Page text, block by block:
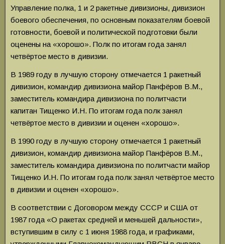
Управление полка, 1 и 2 ракетные дивизионы, дивизион
боевого обеспечения, по основным показателям боевой
готовности, боевой и политической подготовки были
оценены на «хорошо». Полк по итогам года занял
четвёртое место в дивизии.
В 1989 году в лучшую сторону отмечается 1 ракетный
дивизион, командир дивизиона майор Панфёров В.М.,
заместитель командира дивизиона по политчасти
капитан Тищенко И.Н. По итогам года полк занял
четвёртое место в дивизии и оценен «хорошо».
В 1990 году в лучшую сторону отмечается 1 ракетный
дивизион, командир дивизиона майор Панфёров В.М.,
заместитель командира дивизиона по политчасти майор
Тищенко И.Н. По итогам года полк занял четвёртое место
в дивизии и оценен «хорошо».
В соответствии с Договором между СССР и США от
1987 года «О ракетах средней и меньшей дальности»,
вступившим в силу с 1 июня 1988 года, и графиками,